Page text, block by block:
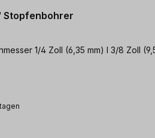
Stopfenbohrer
1/4 Zoll (6,35 mm) l 3/8 Zoll